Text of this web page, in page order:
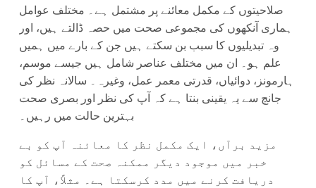
صلاحیتوں کے مکمل معائنے پر مشتمل ہے۔ مختلف عوامل
ہماری آنکھوں کی مجموعی صحت میں حصہ ڈالتے ہیں، اور
وہ تبدیلیوں کا سبب بن سکتے ہیں جن کے بارے میں ہمیں
علم ہو۔ ان میں مختلف عناصر شامل ہیں جیسے موسم،
ہارمونز، دوائیاں، قدرتی معمر عمل، وغیرہ۔ سالانہ نظر کی
جانچ سے یہ یقینی بنتا ہے کہ آپ کی نظر اور بصری صحت
بہترین حالت میں رہیں۔
مزید برآں، ایک مکمل نظر کا معائنہ آپ کو بے
خبر میں موجود دیگر ممکنہ صحت کے مسائل کو
دریافت کرنے میں مدد کرسکتا ہے۔ مثلاً، آپ کا